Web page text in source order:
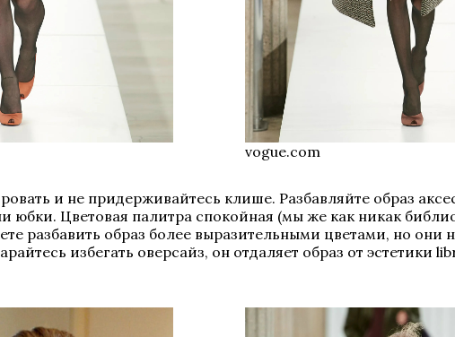
vogue.com
и не придерживайтесь клише. Разбавляйте образ
юбки. Цветовая палитра спокойная (мы же как никак
разбавить образ более выразительными цветами, но
избегать оверсайз, он отдаляет образ от